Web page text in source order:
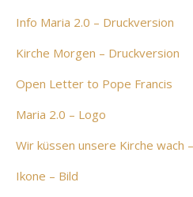
Info Maria 2.0 – Druckversion
Kirche Morgen – Druckversion
Open Letter to Pope Francis
Maria 2.0 – Logo
Wir küssen unsere Kirche wach
Ikone – Bild